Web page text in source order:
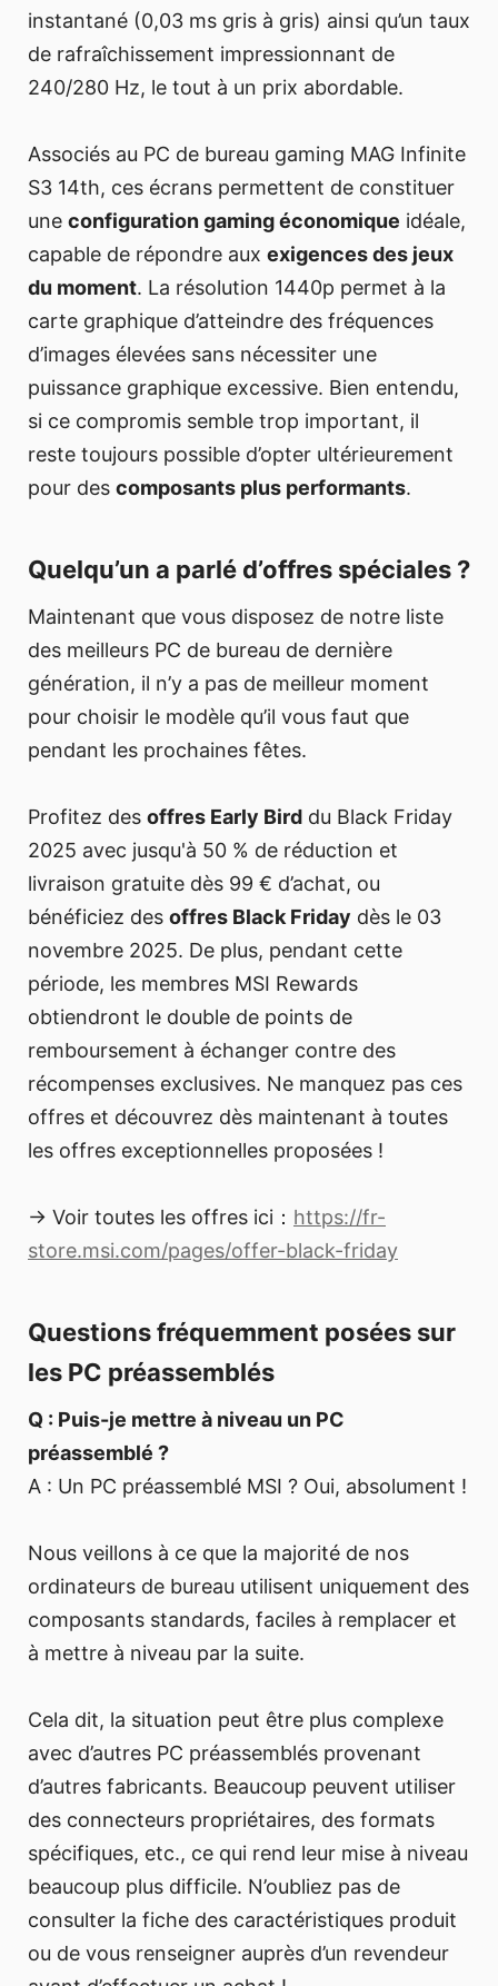
instantané (0,03 ms gris à gris) ainsi qu’un taux
de rafraîchissement impressionnant de
240/280 Hz, le tout à un prix abordable.
Associés au PC de bureau gaming MAG Infinite
S3 14th, ces écrans permettent de constituer
une configuration gaming économique idéale,
capable de répondre aux exigences des jeux
du moment. La résolution 1440p permet à la
carte graphique d’atteindre des fréquences
d’images élevées sans nécessiter une
puissance graphique excessive. Bien entendu,
si ce compromis semble trop important, il
reste toujours possible d’opter ultérieurement
pour des composants plus performants.
Quelqu’un a parlé d’offres spéciales ?
Maintenant que vous disposez de notre liste
des meilleurs PC de bureau de dernière
génération, il n’y a pas de meilleur moment
pour choisir le modèle qu’il vous faut que
pendant les prochaines fêtes.
Profitez des offres Early Bird du Black Friday
2025 avec jusqu'à 50 % de réduction et
livraison gratuite dès 99 € d’achat, ou
bénéficiez des offres Black Friday dès le 03
novembre 2025. De plus, pendant cette
période, les membres MSI Rewards
obtiendront le double de points de
remboursement à échanger contre des
récompenses exclusives. Ne manquez pas ces
offres et découvrez dès maintenant à toutes
les offres exceptionnelles proposées !
→ Voir toutes les offres ici： https://fr-
store.msi.com/pages/offer-black-friday
Questions fréquemment posées sur
les PC préassemblés
Q : Puis-je mettre à niveau un PC
préassemblé ?
A : Un PC préassemblé MSI ? Oui, absolument !
Nous veillons à ce que la majorité de nos
ordinateurs de bureau utilisent uniquement des
composants standards, faciles à remplacer et
à mettre à niveau par la suite.
Cela dit, la situation peut être plus complexe
avec d’autres PC préassemblés provenant
d’autres fabricants. Beaucoup peuvent utiliser
des connecteurs propriétaires, des formats
spécifiques, etc., ce qui rend leur mise à niveau
beaucoup plus difficile. N’oubliez pas de
consulter la fiche des caractéristiques produit
ou de vous renseigner auprès d’un revendeur